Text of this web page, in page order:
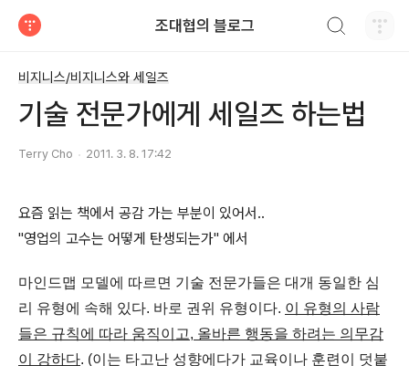
조대협의 블로그
비지니스/비지니스와 세일즈
기술 전문가에게 세일즈 하는법
Terry Cho 2011. 3. 8. 17:42
요즘 읽는 책에서 공감 가는 부분이 있어서..
"영업의 고수는 어떻게 탄생되는가" 에서
마인드맵 모델에 따르면 기술 전문가들은 대개 동일한 심
리 유형에 속해 있다. 바로 권위 유형이다. 이 유형의 사람
들은 규칙에 따라 움직이고, 올바른 행동을 하려는 의무감
이 강하다. (이는 타고난 성향에다가 교육이나 훈련이 덧붙